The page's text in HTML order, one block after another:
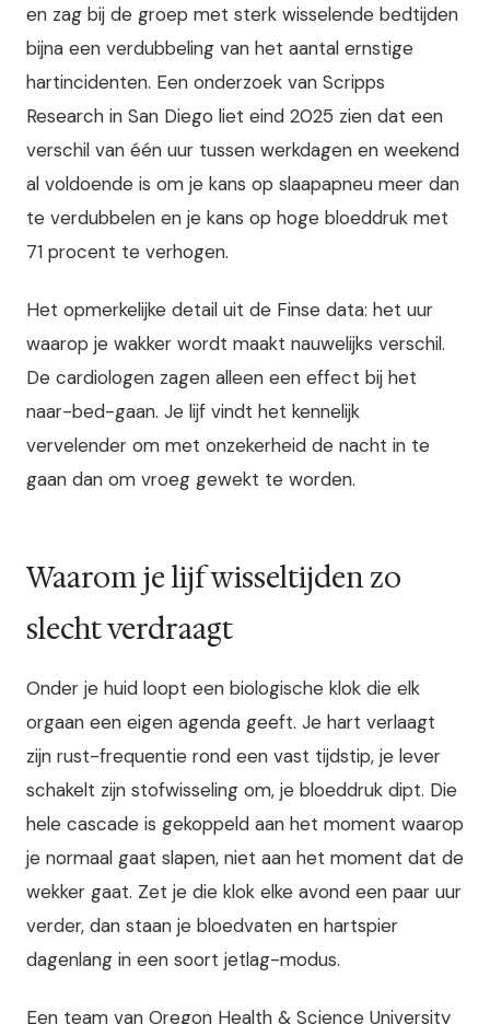
en zag bij de groep met sterk wisselende bedtijden
bijna een verdubbeling van het aantal ernstige
hartincidenten. Een onderzoek van Scripps
Research in San Diego liet eind 2025 zien dat een
verschil van één uur tussen werkdagen en weekend
al voldoende is om je kans op slaapapneu meer dan
te verdubbelen en je kans op hoge bloeddruk met
71 procent te verhogen.
Het opmerkelijke detail uit de Finse data: het uur
waarop je wakker wordt maakt nauwelijks verschil.
De cardiologen zagen alleen een effect bij het
naar-bed-gaan. Je lijf vindt het kennelijk
vervelender om met onzekerheid de nacht in te
gaan dan om vroeg gewekt te worden.
Waarom je lijf wisseltijden zo
slecht verdraagt
Onder je huid loopt een biologische klok die elk
orgaan een eigen agenda geeft. Je hart verlaagt
zijn rust-frequentie rond een vast tijdstip, je lever
schakelt zijn stofwisseling om, je bloeddruk dipt. Die
hele cascade is gekoppeld aan het moment waarop
je normaal gaat slapen, niet aan het moment dat de
wekker gaat. Zet je die klok elke avond een paar uur
verder, dan staan je bloedvaten en hartspier
dagenlang in een soort jetlag-modus.
Een team van Oregon Health & Science University